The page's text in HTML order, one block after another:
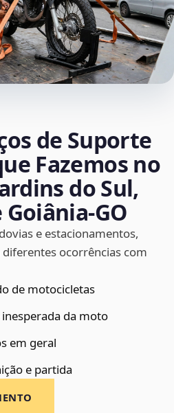
de Suporte
Fazemos no
do Sul,
e estacionamentos,
ocorrências com
de motocicletas
da moto
em geral
e partida